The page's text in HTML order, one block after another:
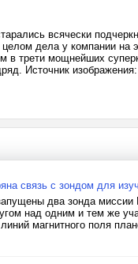
всячески
дела у компании
в трети мощнейших
Источник
связь с зондом для
два зонда
над одним и тем же
магнитного поля